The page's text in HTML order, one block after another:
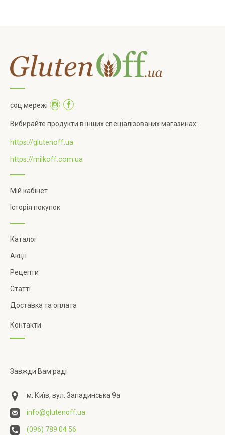
соц мережі
Вибирайте продукти в інших спеціалізованих магазинах:
https://glutenoff.ua
https://milkoff.com.ua
Мій кабінет
Історія покупок
Каталог
Акції
Рецепти
Статті
Доставка та оплата
Контакти
Завжди Вам раді
м. Київ, вул. Западинська 9а
info@glutenoff.ua
(096) 789 04 56